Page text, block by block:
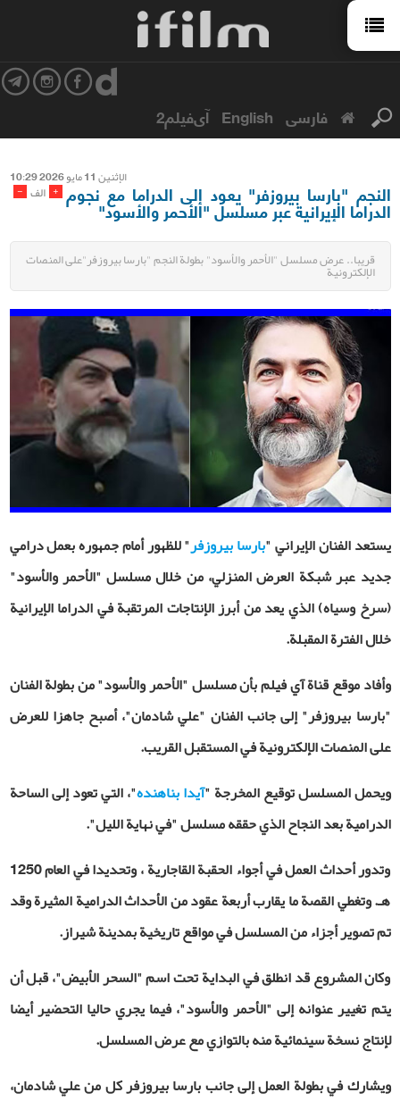
فارسی English آی‌فیلم2
الإثنین 11 مایو 2026 10:29
- الف + النجم "بارسا بيروزفر" يعود إلى الدراما مع نجوم
الدراما الإيرانية عبر مسلسل "الأحمر والأسود"
قریبا.. عرض مسلسل "الأحمر والأسود" بطولة النجم "بارسا بيروزفر"على المنصات
الإلكترونية
يستعد الفنان الإيراني "بارسا بيروزفر" للظهور أمام جمهوره بعمل درامي
جديد عبر شبكة العرض المنزلي، من خلال مسلسل "الأحمر والأسود"
(سرخ وسیاه) الذي يعد من أبرز الإنتاجات المرتقبة في الدراما الإيرانية
خلال الفترة المقبلة.
وأفادموقع قناةآي فيلم بأن مسلسل "الأحمر والأسود" من بطولة الفنان
"بارسا بيروزفر" إلى جانب الفنان "علي شادمان"، أصبح جاهزا للعرض
على المنصات الإلكترونية في المستقبل القريب.
ويحمل المسلسل توقيع المخرجة "آيدا بناهنده"، التي تعود إلى الساحة
الدرامية بعد النجاح الذي حققه مسلسل "في نهاية الليل".
وتدور أحداث العمل في أجواء الحقبة القاجارية ، وتحديدا في العام 1250
هـ. وتغطي القصة ما يقارب أربعة عقود من الأحداث الدرامية المثيرة وقد
تم تصوير أجزاء من المسلسل في مواقع تاريخية بمدينة شيراز.
وكان المشروع قد انطلق في البداية تحت اسم "السحر الأبيض"، قبل أن
يتم تغيير عنوانه إلى "الأحمر والأسود"، فيما يجري حاليا التحضير أيضا
لإنتاج نسخة سينمائية منه بالتوازي مع عرض المسلسل.
ويشارك في بطولة العمل إلى جانب بارسا بيروزفر كل من علي شادمان،